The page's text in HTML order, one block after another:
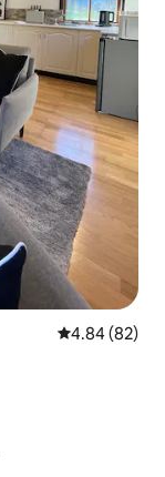
Calificación
4.84 (82)